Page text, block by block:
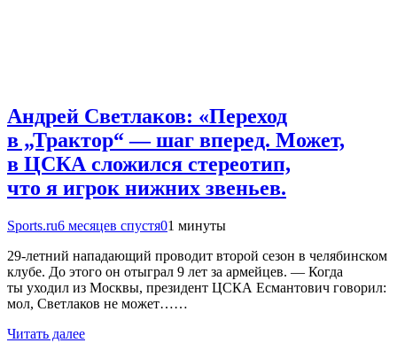
Андрей Светлаков: «Переход
в „Трактор“ — шаг вперед. Может,
в ЦСКА сложился стереотип,
что я игрок нижних звеньев.
Sports.ru6 месяцев спустя01 минуты
29-летний нападающий проводит второй сезон в челябинском
клубе. До этого он отыграл 9 лет за армейцев. — Когда
ты уходил из Москвы, президент ЦСКА Есмантович говорил:
мол, Светлаков не может……
Читать далее